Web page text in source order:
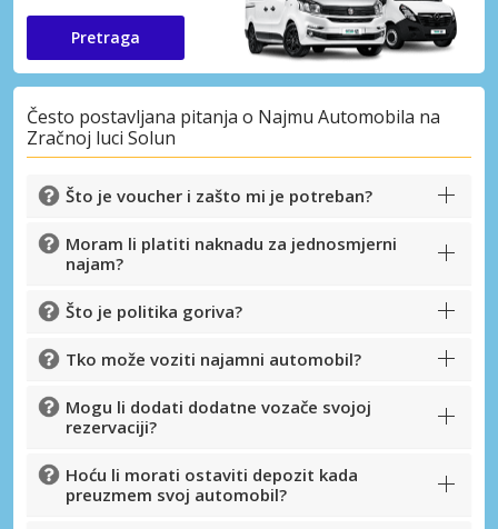
Pretraga
Često postavljana pitanja o Najmu Automobila na
Zračnoj luci Solun
Što je voucher i zašto mi je potreban?
Moram li platiti naknadu za jednosmjerni
najam?
Što je politika goriva?
Tko može voziti najamni automobil?
Mogu li dodati dodatne vozače svojoj
rezervaciji?
Hoću li morati ostaviti depozit kada
preuzmem svoj automobil?
Pristupite ekskluzivnim ponudama naših